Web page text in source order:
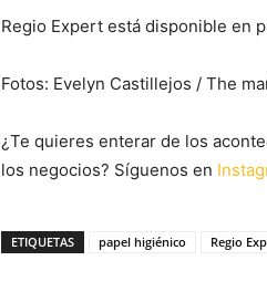
Regio Expert está disponible en
Fotos: Evelyn Castillejos / The
¿Te quieres enterar de los
los negocios? Síguenos en
ETIQUETAS papel higiénico Regio